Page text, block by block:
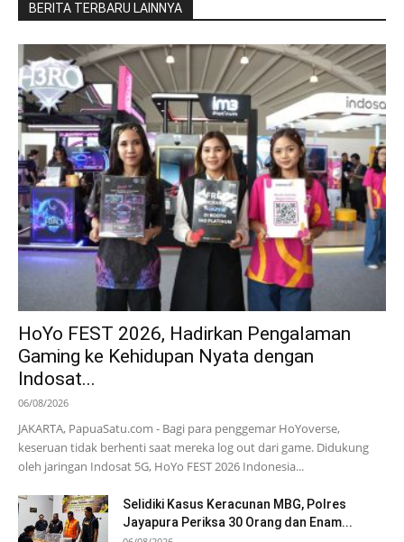
BERITA TERBARU LAINNYA
HoYo FEST 2026, Hadirkan Pengalaman
Gaming ke Kehidupan Nyata dengan
Indosat...
06/08/2026
JAKARTA, PapuaSatu.com - Bagi para penggemar HoYoverse,
keseruan tidak berhenti saat mereka log out dari game. Didukung
oleh jaringan Indosat 5G, HoYo FEST 2026 Indonesia...
Selidiki Kasus Keracunan MBG, Polres
Jayapura Periksa 30 Orang dan Enam...